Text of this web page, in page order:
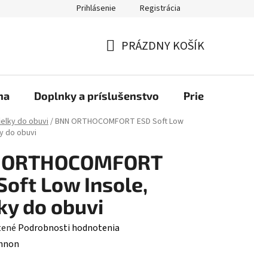
Prihlásenie Registrácia
KOŠÍK
PRÁZDNY KOŠÍK
Doplnky a príslušenstvo Priemyselné
do obuvi/BNN ORTHOCOMFORT ESD Soft Low
do obuvi
Low Insole,
do obuvi
Podrobnosti hodnotenia